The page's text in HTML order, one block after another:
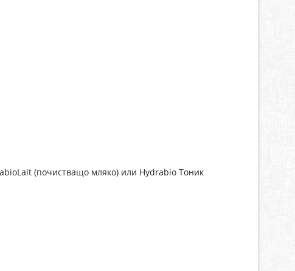
(почистващо мляко) или Hydrabio Тоник